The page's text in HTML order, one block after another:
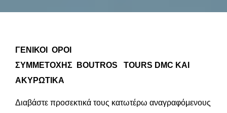
ΓΕΝΙΚΟΙ ΟΡΟΙ
ΣΥΜΜΕΤΟΧΗΣ
BOUTROS TOURS DMC ΚΑΙ
ΑΚΥΡΩΤΙΚΑ
Διαβάστε προσεκτικά τους κατωτέρω αναγραφόμενους